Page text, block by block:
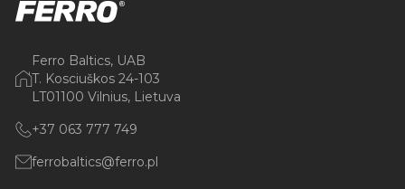
Ferro Baltics, UAB
T. Kosciuškos 24-103
LT01100 Vilnius, Lietuva
+37 063 777 749
ferrobaltics@ferro.pl